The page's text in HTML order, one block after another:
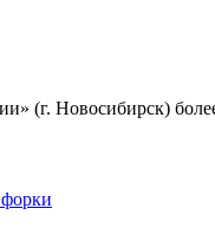
Новосибирск) более